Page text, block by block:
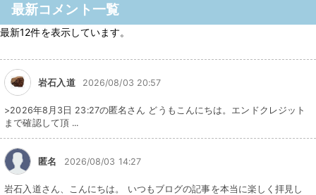
最新コメント一覧
最新12件を表示しています。
岩石入道 2026/08/03 20:57
>2026年8月3日 23:27の匿名さん どうもこんにちは。エンドクレジット
まで確認して頂 ...
匿名 2026/08/03 14:27
岩石入道さん、こんにちは。 いつもブログの記事を本当に楽しく拝見し